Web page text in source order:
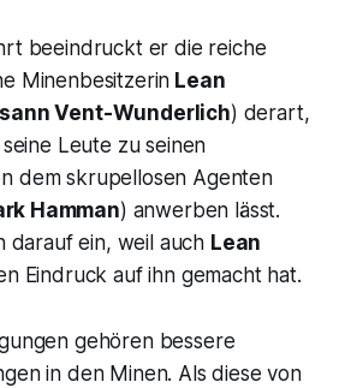
beeindruckt er die reiche
Minenbesitzerin Lean
Vent-Wunderlich) derart,
Leute zu seinen
dem skrupellosen Agenten
Hamman) anwerben lässt.
darauf ein, weil auch Lean
Eindruck auf ihn gemacht hat.
gehören bessere
in den Minen. Als diese von